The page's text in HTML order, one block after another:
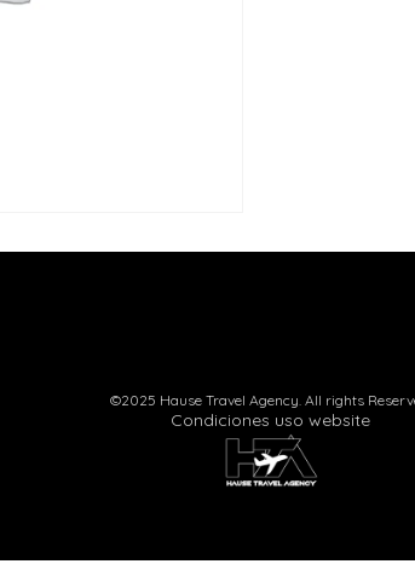
©2025 Hause Travel Agency. All rights
Condiciones uso website